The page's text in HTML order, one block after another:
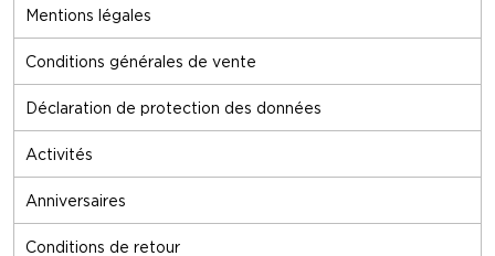
Mentions légales
Conditions générales de vente
Déclaration de protection des données
Activités
Anniversaires
Conditions de retour